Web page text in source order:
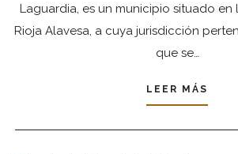
Laguardia, es un municipio situado
Rioja Alavesa, a cuya jurisdicción
que se…
LEER MÁS